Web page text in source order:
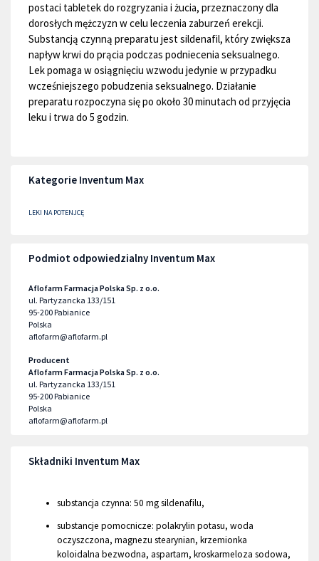
postaci tabletek do rozgryzania i żucia, przeznaczony dla
dorosłych mężczyzn w celu leczenia zaburzeń erekcji.
Substancją czynną preparatu jest sildenafil, który zwiększa
napływ krwi do prącia podczas podniecenia seksualnego.
Lek pomaga w osiągnięciu wzwodu jedynie w przypadku
wcześniejszego pobudzenia seksualnego. Działanie
preparatu rozpoczyna się po około 30 minutach od przyjęcia
leku i trwa do 5 godzin.
Kategorie Inventum Max
LEKI NA POTENJCĘ
Podmiot odpowiedzialny Inventum Max
Aflofarm Farmacja Polska Sp. z o.o.
ul. Partyzancka 133/151
95-200Pabianice
Polska
aflofarm@aflofarm.pl
Producent
Aflofarm Farmacja Polska Sp. z o.o.
ul. Partyzancka 133/151
95-200Pabianice
Polska
aflofarm@aflofarm.pl
Składniki Inventum Max
substancja czynna: 50 mg sildenafilu,
substancje pomocnicze: polakrylin potasu, woda
oczyszczona, magnezu stearynian, krzemionka
koloidalna bezwodna, aspartam, kroskarmeloza sodowa,